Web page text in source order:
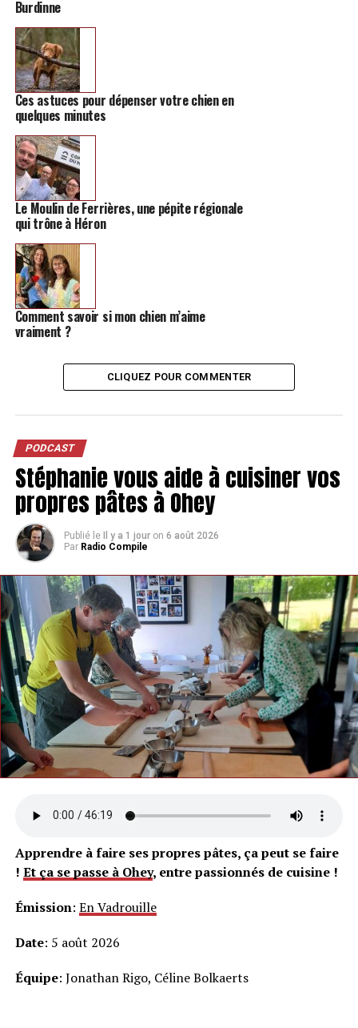
Burdinne
Ces astuces pour dépenser votre chien en
quelques minutes
Le Moulin de Ferrières, une pépite régionale
qui trône à Héron
Comment savoir si mon chien m’aime
vraiment ?
CLIQUEZ POUR COMMENTER
PODCAST
Stéphanie vous aide à cuisiner vos
propres pâtes à Ohey
Publié le Il y a 1 jour on 6 août 2026
Par Radio Compile
Apprendre à faire ses propres pâtes, ça peut se faire
! Et ça se passe à Ohey, entre passionnés de cuisine !
Émission: En Vadrouille
Date: 5 août 2026
Équipe: Jonathan Rigo, Céline Bolkaerts